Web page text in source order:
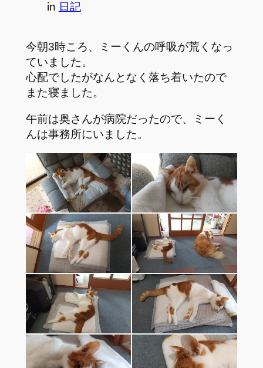
in 日記
今朝3時ころ、ミーくんの呼吸が荒くなっ
ていました。
心配でしたがなんとなく落ち着いたので
また寝ました。
午前は奥さんが病院だったので、ミーく
んは事務所にいました。